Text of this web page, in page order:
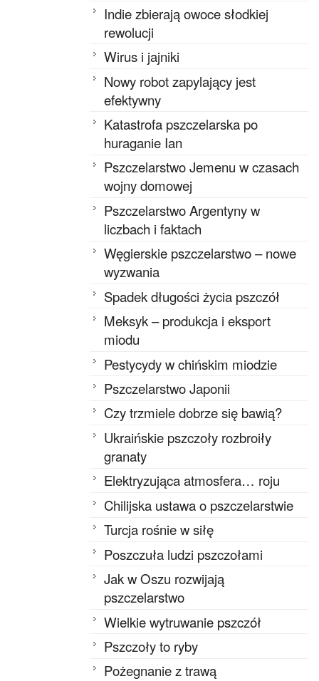
Indie zbierają owoce słodkiej
rewolucji
Wirus i jajniki
Nowy robot zapylający jest
efektywny
Katastrofa pszczelarska po
huraganie Ian
Pszczelarstwo Jemenu w czasach
wojny domowej
Pszczelarstwo Argentyny w
liczbach i faktach
Węgierskie pszczelarstwo – nowe
wyzwania
Spadek długości życia pszczół
Meksyk – produkcja i eksport
miodu
Pestycydy w chińskim miodzie
Pszczelarstwo Japonii
Czy trzmiele dobrze się bawią?
Ukraińskie pszczoły rozbroiły
granaty
Elektryzująca atmosfera… roju
Chilijska ustawa o pszczelarstwie
Turcja rośnie w siłę
Poszczuła ludzi pszczołami
Jak w Oszu rozwijają
pszczelarstwo
Wielkie wytruwanie pszczół
Pszczoły to ryby
Pożegnanie z trawą